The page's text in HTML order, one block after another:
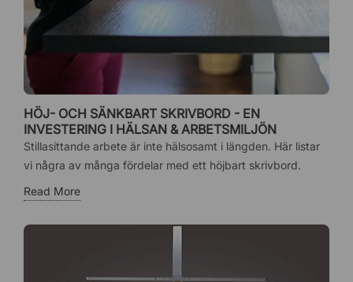
HÖJ- OCH SÄNKBART SKRIVBORD - EN
INVESTERING I HÄLSAN & ARBETSMILJÖN
Stillasittande arbete är inte hälsosamt i längden. Här listar
vi några av många fördelar med ett höjbart skrivbord.
Read More